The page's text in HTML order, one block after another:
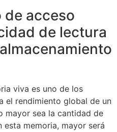
de acceso
de lectura
viva es uno de los
el rendimiento global de un
mayor sea la cantidad de
memoria, mayor será